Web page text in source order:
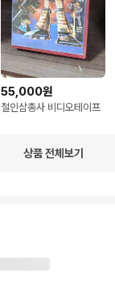
55,000원
철인삼총사 비디오테이프
상품 전체보기